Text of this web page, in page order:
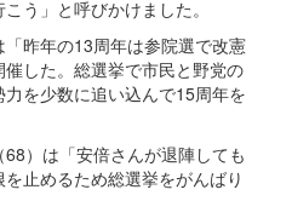
う」と呼びかけました。
昨年の13周年は参院選で改憲
した。総選挙で市民と野党の
を少数に追い込んで15周年を
）は「安倍さんが退陣しても
止めるため総選挙をがんばり